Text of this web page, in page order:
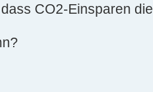
CO2-Einsparen